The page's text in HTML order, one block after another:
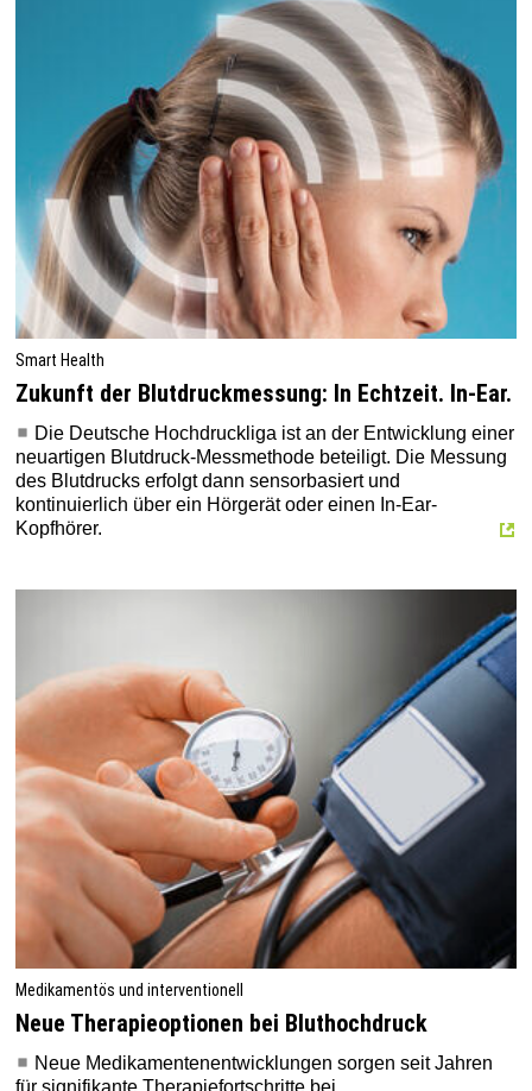
Smart Health
Zukunft der Blutdruckmessung: In Echtzeit. In-Ear.
Die Deutsche Hochdruckliga ist an der Entwicklung einer
neuartigen Blutdruck-Messmethode beteiligt. Die Messung
des Blutdrucks erfolgt dann sensorbasiert und
kontinuierlich über ein Hörgerät oder einen In-Ear-
Kopfhörer.
Medikamentös und interventionell
Neue Therapieoptionen bei Bluthochdruck
Neue Medikamentenentwicklungen sorgen seit Jahren
für signifikante Therapiefortschritte bei